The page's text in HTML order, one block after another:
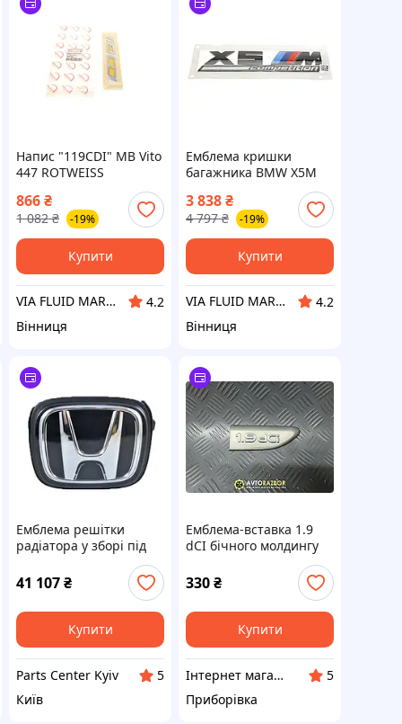
Напис "119CDI" MB Vito
447 ROTWEISS
866₴
1 082 ₴ -19%
Купити
VIA FLUID MARKET
4.2
Вінниця
Емблема кришки
багажника BMW X5M
3 838₴
4 797 ₴ -19%
Купити
VIA FLUID MARKET
4.2
Вінниця
Емблема решітки
радіатора у зборі під
радар Honda CRV 2015-
2016
41 107₴
Купити
Parts Center Kyiv
5
Київ
Емблема-вставка 1.9
dCI бічного молдингу
дверей 8200012572,
0507017317 на Renault
Laguna II 2000-2007 рік
330₴
Купити
Інтернет магазин "Avto-Rozbir"
5
Приборівка